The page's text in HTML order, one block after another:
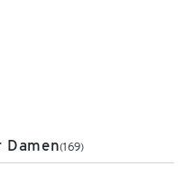
Damen(169)